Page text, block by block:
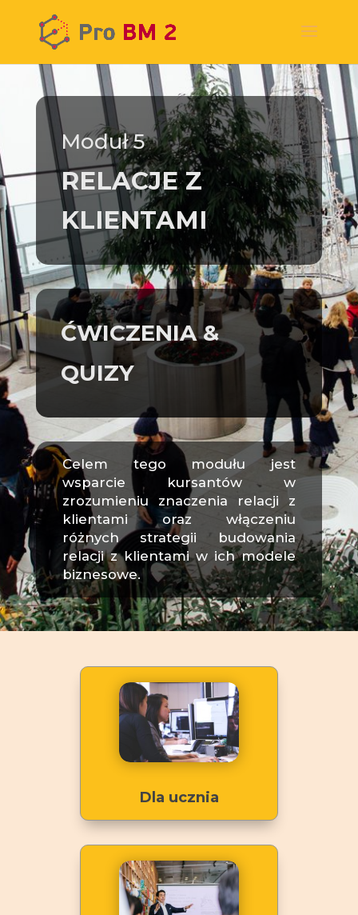
Moduł 5
RELACJE Z
KLIENTAMI
ĆWICZENIA &
QUIZY
Celem tego modułu jest
wsparcie kursantów w
zrozumieniu znaczenia relacji z
klientami oraz włączeniu
różnych strategii budowania
relacji z klientami w ich modele
biznesowe.
Dla ucznia